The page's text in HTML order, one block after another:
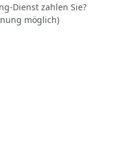
Dienst zahlen Sie?
möglich)